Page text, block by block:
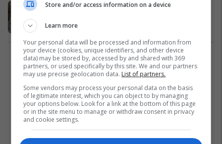
Raporti i 'Oxfam': Hendeku mes të
Nga Bota
1
Store and/or access information on a device
Learn more
Your personal data will be processed and information from
your device (cookies, unique identifiers, and other device
data) may be stored by, accessed by and shared with 369
partners, or used specifically by this site. We and our partners
may use precise geolocation data. List of partners.
Some vendors may process your personal data on the basis
of legitimate interest, which you can object to by managing
your options below. Look for a link at the bottom of this page
or in the site menu to manage or withdraw consent in privacy
and cookie settings.